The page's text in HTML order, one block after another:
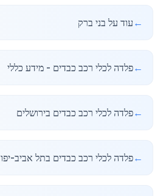
← עוד על בני ברק
←פלדה לכלי רכב כבדים - מידע כללי
←פלדה לכלי רכב כבדים בירושלים
←פלדה לכלי רכב כבדים בתל אביב-יפו